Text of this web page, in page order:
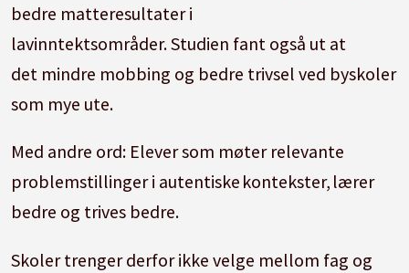
bedre matteresultater i
lavinntektsområder. Studien fant også ut at
det mindre mobbing og bedre trivsel ved byskoler
som mye ute.
Med andre ord: Elever som møter relevante
problemstillinger i autentiske kontekster, lærer
bedre og trives bedre.
Skoler trenger derfor ikke velge mellom fag og